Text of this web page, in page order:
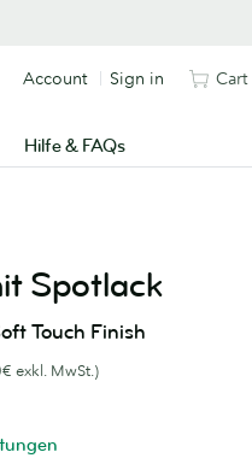
Hilfe & FAQs
Account Sign in Cart
Spotlack
Touch Finish
exkl. MwSt.)